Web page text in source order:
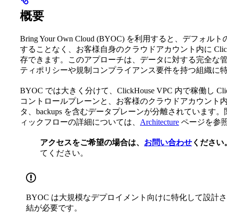
概要
Bring Your Own Cloud (BYOC) を利用すると、デフォル
することなく、お客様自身のクラウドアカウント内に
存できます。このアプローチは、データに対する完全な
ティポリシーや規制コンプライアンス要件を持つ組織に
BYOC では大きく分けて、ClickHouse VPC 内で稼働し
コントロールプレーンと、お客様のクラウドアカウント
タ、backups を含むデータプレーンが分離されています
ィックフローの詳細については、 Architecture ページを参
アクセスをご希望の場合は、 お問い合わせ ください
てください。
BYOC は大規模なデプロイメント向けに特化して設計
結が必要です。